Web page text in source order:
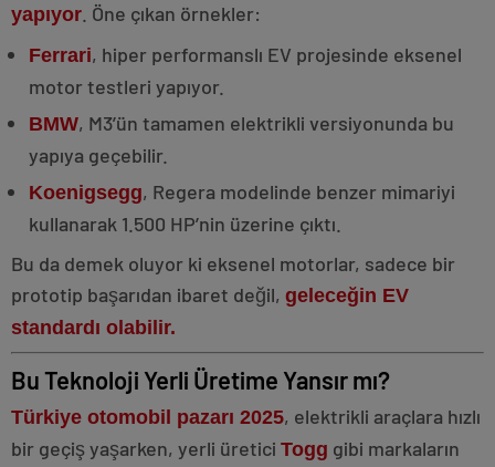
yapıyor . Öne çıkan örnekler:
Ferrari, hiper performanslı EV projesinde eksenel
motor testleri yapıyor.
BMW, M3’ün tamamen elektrikli versiyonunda bu
yapıya geçebilir.
Koenigsegg, Regera modelinde benzer mimariyi
kullanarak 1.500 HP’nin üzerine çıktı.
Bu da demek oluyor ki eksenel motorlar, sadece bir
prototip başarıdan ibaret değil, geleceğin EV
standardı olabilir.
Bu Teknoloji Yerli Üretime Yansır mı?
Türkiye otomobil pazarı 2025, elektrikli araçlara hızlı
bir geçiş yaşarken, yerli üretici Togg gibi markaların